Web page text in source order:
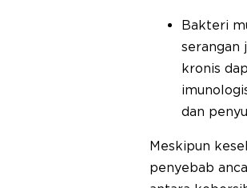
Bakteri
serangan
kronis
dan
Meskipun
penyebab